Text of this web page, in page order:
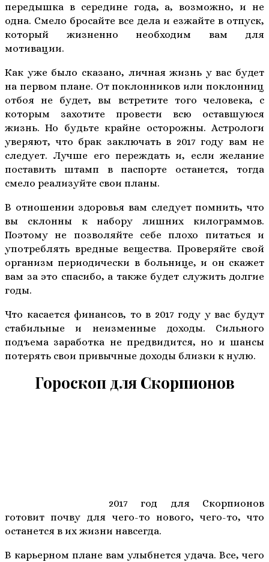
передышка в середине года, а, возможно, и не
одна. Смело бросайте все дела и езжайте в отпуск,
который жизненно необходим вам для
мотивации.
Как уже было сказано, личная жизнь у вас будет
на первом плане. От поклонников или поклонниц
отбоя не будет, вы встретите того человека, с
которым захотите провести всю оставшуюся
жизнь. Но будьте крайне осторожны. Астрологи
уверяют, что брак заключать в 2017 году вам не
следует. Лучше его переждать и, если желание
поставить штамп в паспорте останется, тогда
смело реализуйте свои планы.
В отношении здоровья вам следует помнить, что
вы склонны к набору лишних килограммов.
Поэтому не позволяйте себе плохо питаться и
употреблять вредные вещества. Проверяйте свой
организм периодически в больнице, и он скажет
вам за это спасибо, а также будет служить долгие
годы.
Что касается финансов, то в 2017 году у вас будут
стабильные и неизменные доходы. Сильного
подъема заработка не предвидится, но и шансы
потерять свои привычные доходы близки к нулю.
Гороскоп для Скорпионов
2017 год для Скорпионов
готовит почву для чего-то нового, чего-то, что
останется в их жизни навсегда.
В карьерном плане вам улыбнется удача. Все, чего